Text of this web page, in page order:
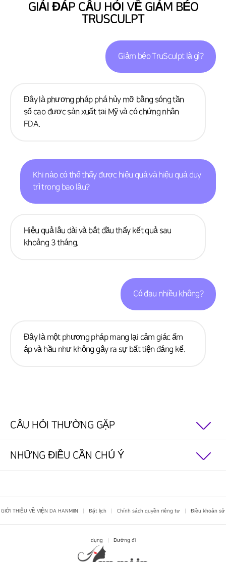
GIẢI ĐÁP CÂU HỎI VỀ GIẢM BÉO
TRUSCULPT
Giảm béo TruSculpt là gì?
Đây là phương pháp phá hủy mỡ bằng sóng tần
số cao được sản xuất tại Mỹ và có chứng nhận
FDA.
Khi nào có thể thấy được hiệu quả và hiệu quả duy
trì trong bao lâu?
Hiệu quả lâu dài và bắt đầu thấy kết quả sau
khoảng 3 tháng.
Có đau nhiều không?
Đây là một phương pháp mang lại cảm giác ấm
áp và hầu như không gây ra sự bất tiện đáng kể.
CÂU HỎI THƯỜNG GẶP
NHỮNG ĐIỀU CẦN CHÚ Ý
GIỚI THIỆU VỀ VIỆN DA HANMIIN Đặt lịch Chính sách quyền riêng tư Điều khoản sử
dụng Đường đi